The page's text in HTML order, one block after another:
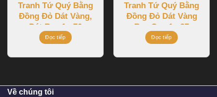
Tranh Tứ Quý Bằng
Đồng Đỏ Dát Vàng,
Dát Bạc 1m76
Đọc tiếp
Tranh Tứ Quý Bằng
Đồng Đỏ Dát Vàng
Bạc Cao 1m27
Đọc tiếp
Về chúng tôi